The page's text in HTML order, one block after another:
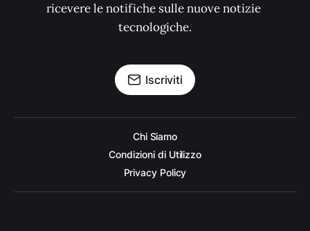
ricevere le notifiche sulle nuove notizie
tecnologiche.
Iscriviti
Chi Siamo
Condizioni di Utilizzo
Privacy Policy